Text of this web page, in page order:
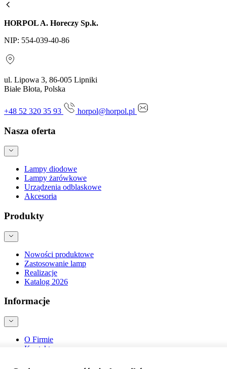
HORPOL A. Horeczy Sp.k.
NIP: 554-039-40-86
ul. Lipowa 3, 86-005 Lipniki
Białe Błota, Polska
+48 52 320 35 93 horpol@horpol.pl
Nasza oferta
Lampy diodowe
Lampy żarówkowe
Urządzenia odblaskowe
Akcesoria
Produkty
Nowości produktowe
Zastosowanie lamp
Realizacje
Katalog 2026
Informacje
O Firmie
Kontakt
Bezpieczeństwo produktów